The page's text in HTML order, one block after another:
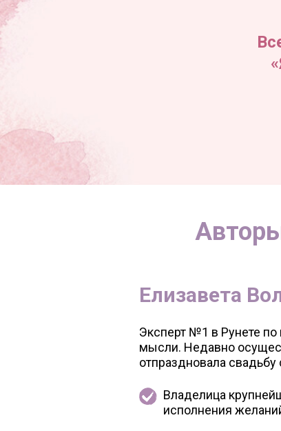
Елизавета
Эксперт №1 в Рунете
мысли. Недавно
отпраздновала
Владелица
исполнения